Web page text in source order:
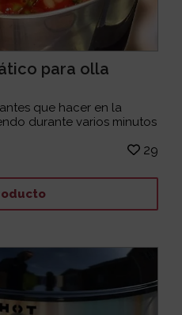
para olla
que hacer en la
durante varios minutos
29